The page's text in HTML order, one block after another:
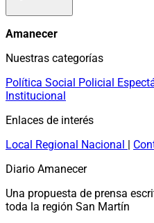
Amanecer
Nuestras categorías
Política Social Policial
Institucional
Enlaces de interés
Local Regional Nacional |
Diario Amanecer
Una propuesta de prensa
toda la región San Martín